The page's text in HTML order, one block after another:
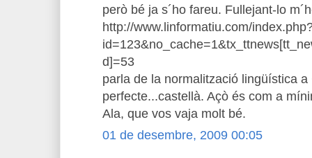
però bé ja s´ho fareu. Fullejant-lo
http://www.linformatiu.com/
d]=53
parla de la normalització lingüística a
perfecte...castellà. Açò és com a
Ala, que vos vaja molt bé.
01 de desembre, 2009 00:05